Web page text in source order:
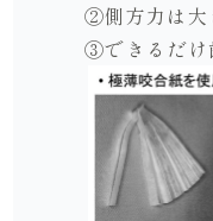
②側方力は大
③できるだけ